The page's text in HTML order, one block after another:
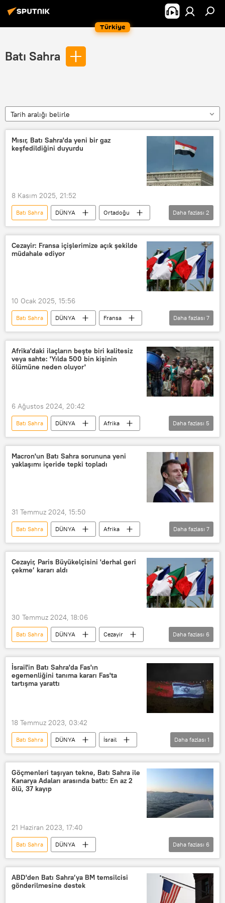
Türkiye
Batı Sahra
Tarih aralığı belirle
Mısır, Batı Sahra'da yeni bir gaz
keşfedildiğini duyurdu
8 Kasım 2025, 21:52
Batı Sahra DÜNYA
Ortadoğu
Mısır
Petrol
Daha fazlası 2
Cezayir: Fransa içişlerimize açık şekilde
müdahale ediyor
10 Ocak 2025, 15:56
Batı Sahra DÜNYA
Fransa
Cezayir
sömürge
Soykırım
Emmanuel Macron
Avrupa
Fas
Fransa İçişleri Bakanlığı
Daha fazlası 7
Afrika'daki ilaçların beşte biri kalitesiz
veya sahte: 'Yılda 500 bin kişinin
ölümüne neden oluyor'
6 Ağustos 2024, 20:42
Batı Sahra DÜNYA
Afrika
Sahraaltı Afrika
Malavi
ilaç
DSÖ
Dünya Sağlık Örgütü (DSÖ)
Daha fazlası 5
Macron'un Batı Sahra sorununa yeni
yaklaşımı içeride tepki topladı
31 Temmuz 2024, 15:50
Batı Sahra DÜNYA
Afrika
Kuzey Afrika
Fas
Cezayir
Batı Sahra Sorunu
Emmanuel Macron
Fransa
diplomatik kriz
Daha fazlası 7
Cezayir, Paris Büyükelçisini 'derhal geri
çekme’ kararı aldı
30 Temmuz 2024, 18:06
Batı Sahra DÜNYA
Cezayir
Fransa
Fas
Batı Sahra Sorunu
Emmanuel Macron
Büyükelçilik
Daha fazlası 6
İsrail'in Batı Sahra'da Fas'ın
egemenliğini tanıma kararı Fas'ta
tartışma yarattı
18 Temmuz 2023, 03:42
Batı Sahra DÜNYA
İsrail
Fas
Daha fazlası 1
Göçmenleri taşıyan tekne, Batı Sahra ile
Kanarya Adaları arasında battı: En az 2
ölü, 37 kayıp
21 Haziran 2023, 17:40
Batı Sahra
DÜNYA
Kanarya Adaları
Göçmen
Kaçak göçmen
Göçmen krizi
Tekne
Tekne kazası
Daha fazlası 6
ABD'den Batı Sahra’ya BM temsilcisi
gönderilmesine destek